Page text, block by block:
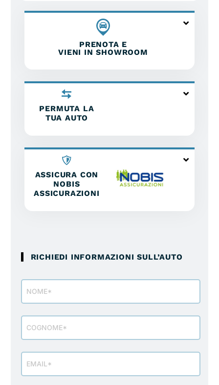
PRENOTA E
VIENI IN SHOWROOM
PERMUTA LA
TUA AUTO
ASSICURA CON
NOBIS
ASSICURAZIONI
RICHIEDI INFORMAZIONI SULL’AUTO
richiesta
info
veicolo